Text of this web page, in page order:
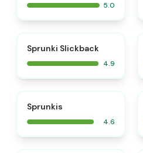
5.0
Sprunki Slickback
4.9
Sprunkis
4.6